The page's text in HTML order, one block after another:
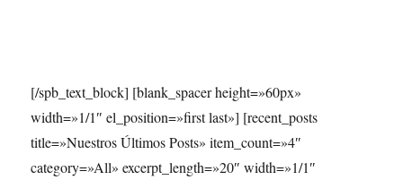
[/spb_text_block] [blank_spacer height=»60px»
width=»1/1″ el_position=»first last»] [recent_posts
title=»Nuestros Últimos Posts» item_count=»4″
category=»All» excerpt_length=»20″ width=»1/1″